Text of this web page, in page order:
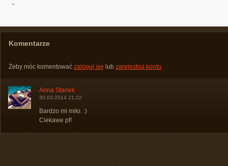
-
Komentarze
Żeby móc komentować zaloguj się lub zarejestruj konto.
Anna Stanek
30.03.2014 21:22
Bardzo mi miło. :)
Ciekawe pf!